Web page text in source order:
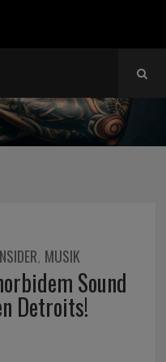
, MUSIK
Sound
Detroits!